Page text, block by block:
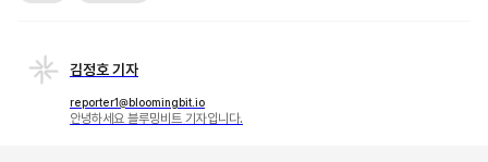
김정호 기자
reporter1@bloomingbit.io
안녕하세요 블루밍비트 기자입니다.